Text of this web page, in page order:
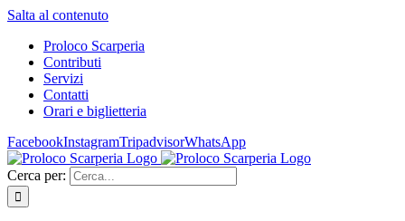
Salta al contenuto
Proloco Scarperia
Contributi
Servizi
Contatti
Orari e biglietteria
FacebookInstagramTripadvisorWhatsApp
Cerca per: